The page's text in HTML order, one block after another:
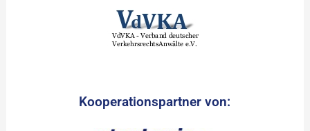
Kooperationspartner von: